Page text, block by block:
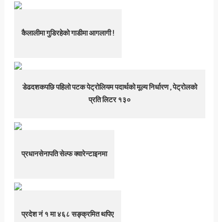
कैलालीमा गुडिरहेको गाडीमा आगलागी !
डेढदशकपछि पहिलो पटक पेट्रोलियम पदार्थको मूल्य निर्धारण , पेट्रोलको
प्रति लिटर १३०
प्रधानसेनापति सेल्फ क्वारेन्टाइनमा
प्रदेश नं १ मा ४६८ सङ्क्रमित थपिए